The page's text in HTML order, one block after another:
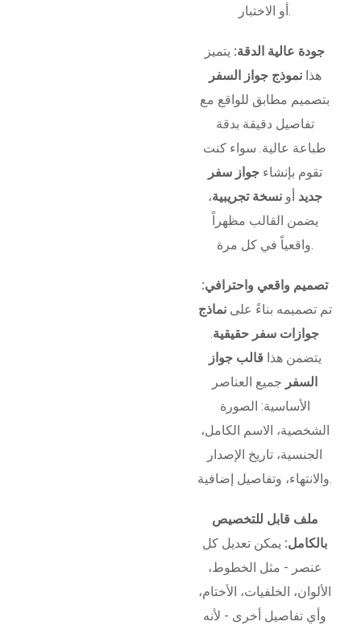
أو الاختبار.
جودة عالية الدقة: يتميز
هذانموذج جواز السفر
بتصميم مطابق للواقع مع
تفاصيل دقيقة بدقة
طباعة عالية. سواء كنت
تقوم بإنشاءجواز سفر
جديد أونسخة تجريبية،
يضمن القالب مظهراً
واقعياً في كل مرة.
تصميم واقعي واحترافي:
تم تصميمه بناءً علىنماذج
جوازات سفر حقيقية.
يتضمن هذا قالب جواز
السفر جميع العناصر
الأساسية: الصورة
الشخصية، الاسم الكامل،
الجنسية، تاريخ الإصدار
والانتهاء، وتفاصيل إضافية.
ملف قابل للتخصيص
بالكامل: يمكن تعديل كل
عنصر - مثل الخطوط،
الألوان، الخلفيات، الأختام،
وأي تفاصيل أخرى - لأنه